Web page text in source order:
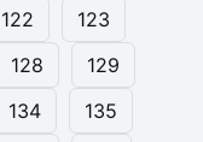
122
123
128
129
134
135